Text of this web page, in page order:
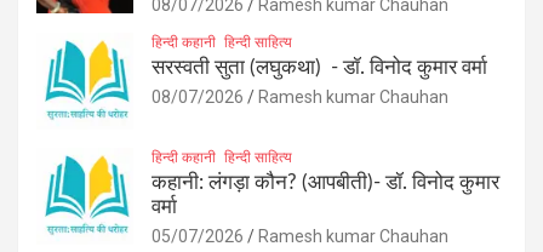
08/07/2026 Ramesh kumar Chauhan
हिन्दी कहानी हिन्दी साहित्य
सरस्वती सुता (लघुकथा) ​- डॉ. विनोद कुमार वर्मा
08/07/2026 Ramesh kumar Chauhan
हिन्दी कहानी हिन्दी साहित्य
कहानी: लंगड़ा कौन? (आपबीती)​- डॉ. विनोद कुमार
वर्मा
05/07/2026 Ramesh kumar Chauhan